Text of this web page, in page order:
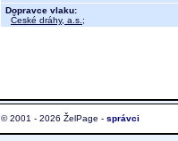
Dopravce vlaku:
České dráhy, a.s. ;
© 2001 - 2026 ŽelPage - správci